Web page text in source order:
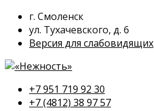
г. Смоленск
ул. Тухачевского, д. 6
Версия для слабовидящих
+7 951 719 92 30
+7 (4812) 38 97 57